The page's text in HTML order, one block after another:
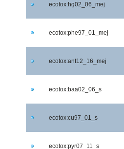
ecotox:hg02_06_mej
ecotox:phe97_01_mej
ecotox:ant12_16_mej
ecotox:baa02_06_s
ecotox:cu97_01_s
ecotox:pyr07_11_s